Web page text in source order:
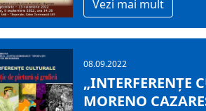
Vezi mai mult
08.09.2022
„INTERFERENȚE
MORENO